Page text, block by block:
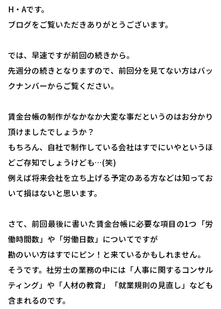
H・Aです。
ブログをご覧いただきありがとうございます。
では、早速ですが前回の続きから。
先週分の続きとなりますので、前回分を見てない方はバッ
クナンバーからご覧ください。
賃金台帳の制作がなかなか大変な事だというのはお分かり
頂けましたでしょうか？
もちろん、自社で制作している会社はすでにいやというほ
どご存知でしょうけども…(笑)
例えば将来会社を立ち上げる予定のある方などは知ってお
いて損はないと思います。
さて、前回最後に書いた賃金台帳に必要な項目の1つ「労
働時間数」や「労働日数」についてですが
勘のいい方はすでにピン！と来ているかもしれません。
そうです。社労士の業務の中には「人事に関するコンサル
ティング」や「人材の教育」「就業規則の見直し」なども
含まれるのです。